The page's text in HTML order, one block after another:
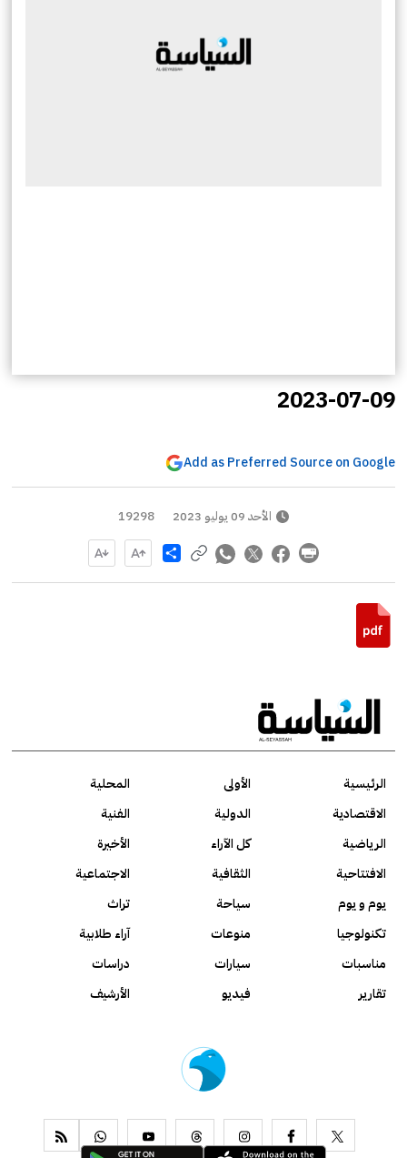
2023-07-09
Add as Preferred Source on Google
الأحد 09 يوليو 2023 19298
Share
الرئيسية الأولى
المحلية
الاقتصادية
الدولية
الفنية
الرياضية
كل الآراء
الأخيرة
الافتتاحية
الثقافية
الاجتماعية
يوم و يوم
سياحة
تراث
تكنولوجيا
منوعات
آراء طلابية
مناسبات
سيارات
دراسات
تقارير
فيديو الأرشيف